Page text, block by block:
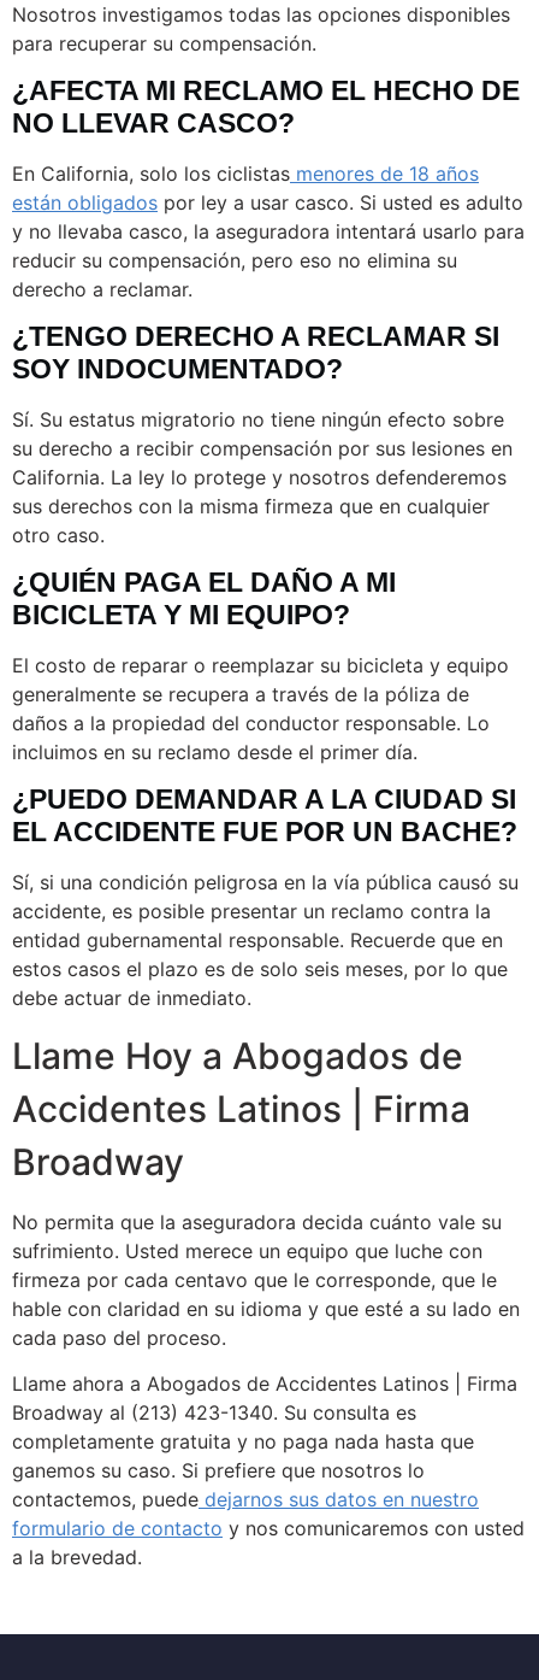
Nosotros investigamos todas las opciones disponibles
para recuperar su compensación.
¿AFECTA MI RECLAMO EL HECHO DE
NO LLEVAR CASCO?
En California, solo los ciclistas menores de 18 años
están obligados por ley a usar casco. Si usted es adulto
y no llevaba casco, la aseguradora intentará usarlo para
reducir su compensación, pero eso no elimina su
derecho a reclamar.
¿TENGO DERECHO A RECLAMAR SI
SOY INDOCUMENTADO?
Sí. Su estatus migratorio no tiene ningún efecto sobre
su derecho a recibir compensación por sus lesiones en
California. La ley lo protege y nosotros defenderemos
sus derechos con la misma firmeza que en cualquier
otro caso.
¿QUIÉN PAGA EL DAÑO A MI
BICICLETA Y MI EQUIPO?
El costo de reparar o reemplazar su bicicleta y equipo
generalmente se recupera a través de la póliza de
daños a la propiedad del conductor responsable. Lo
incluimos en su reclamo desde el primer día.
¿PUEDO DEMANDAR A LA CIUDAD SI
EL ACCIDENTE FUE POR UN BACHE?
Sí, si una condición peligrosa en la vía pública causó su
accidente, es posible presentar un reclamo contra la
entidad gubernamental responsable. Recuerde que en
estos casos el plazo es de solo seis meses, por lo que
debe actuar de inmediato.
Llame Hoy a Abogados de
Accidentes Latinos | Firma
Broadway
No permita que la aseguradora decida cuánto vale su
sufrimiento. Usted merece un equipo que luche con
firmeza por cada centavo que le corresponde, que le
hable con claridad en su idioma y que esté a su lado en
cada paso del proceso.
Llame ahora a Abogados de Accidentes Latinos | Firma
Broadway al (213) 423-1340. Su consulta es
completamente gratuita y no paga nada hasta que
ganemos su caso. Si prefiere que nosotros lo
contactemos, puede dejarnos sus datos en nuestro
formulario de contacto y nos comunicaremos con usted
a la brevedad.